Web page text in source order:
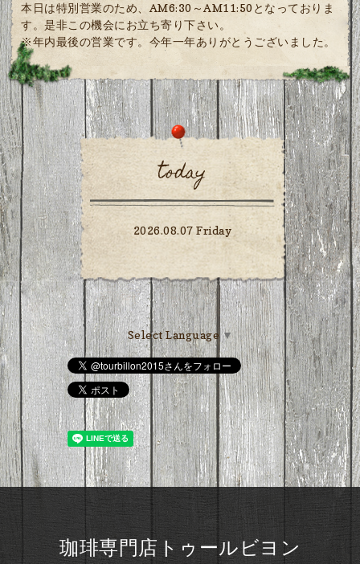
本日は特別営業のため、AM6:30～AM11:50となっておりま
す。是非この機会にお立ち寄り下さい。
※年内最後の営業です。今年一年ありがとうございました。
today
2026.08.07 Friday
Select Language ▼
珈琲専門店トゥールビヨン